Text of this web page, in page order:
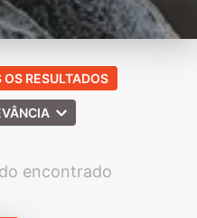
OS RESULTADOS
encontrado